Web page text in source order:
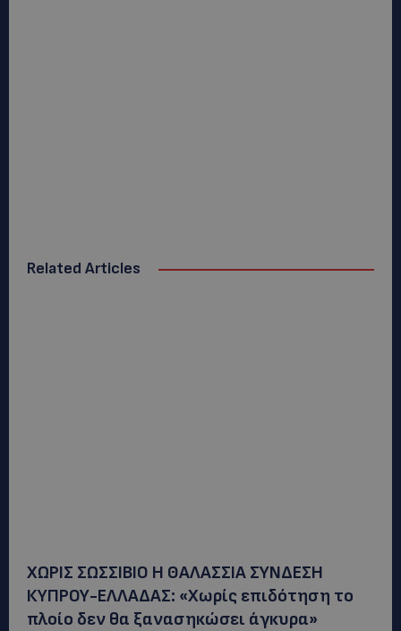
Related Articles
ΧΩΡΙΣ ΣΩΣΣΙΒΙΟ Η ΘΑΛΑΣΣΙΑ ΣΥΝΔΕΣΗ
ΚΥΠΡΟΥ-ΕΛΛΑΔΑΣ: «Χωρίς επιδότηση το
πλοίο δεν θα ξανασηκώσει άγκυρα»